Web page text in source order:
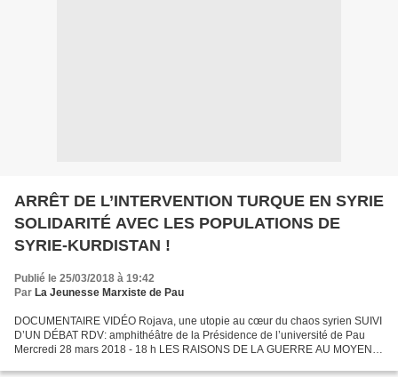
ARRÊT DE L’INTERVENTION TURQUE EN SYRIE
SOLIDARITÉ AVEC LES POPULATIONS DE
SYRIE-KURDISTAN !
Publié le 25/03/2018 à 19:42
Par La Jeunesse Marxiste de Pau
DOCUMENTAIRE VIDÉO Rojava, une utopie au cœur du chaos syrien SUIVI
D’UN DÉBAT RDV: amphithéâtre de la Présidence de l’université de Pau
Mercredi 28 mars 2018 - 18 h LES RAISONS DE LA GUERRE AU MOYEN-